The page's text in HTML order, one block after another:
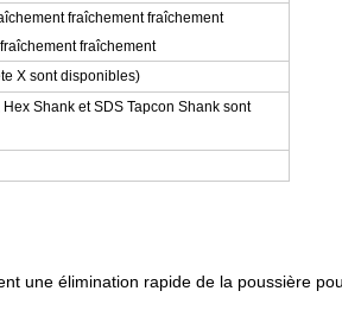
fraîchement fraîchement
fraîchement
X sont disponibles)
Shank et SDS Tapcon Shank sont
une élimination rapide de la poussière